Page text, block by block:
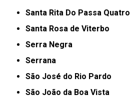
Santa Rita Do Passa Quatro
Santa Rosa de Viterbo
Serra Negra
Serrana
São José do Rio Pardo
São João da Boa Vista